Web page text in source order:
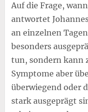
Auf die Frage,
antwortet
an einzelnen
besonders
tun, sondern kann
Symptome aber
überwiegend oder
stark ausgeprägt